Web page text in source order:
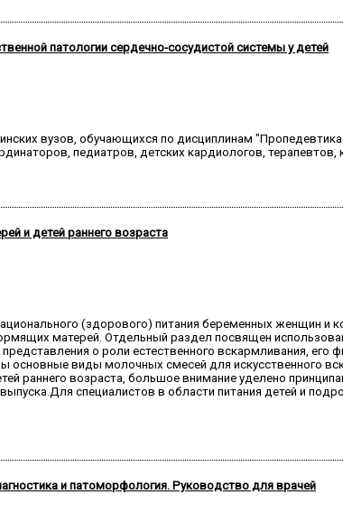
патологии сердечно-сосудистой системы у детей
вузов, обучающихся по дисциплинам "Пропедевтика
педиатров, детских кардиологов,
и детей раннего возраста
(здорового) питания беременных женщин
матерей. Отдельный раздел посвящен
о роли естественного вскармливания, его
основные виды молочных смесей для искусственного
раннего возраста, большое внимание уделено
специалистов в области питания детей и
и патоморфология. Руководство для врачей